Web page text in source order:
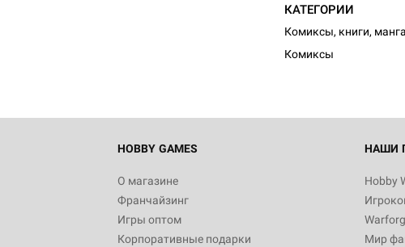
КАТЕГОРИИ
Комиксы, книги, манга
Комиксы
HOBBY GAMES
О магазине
Франчайзинг
Игры оптом
Корпоративные подарки
НАШИ
Hobby
Мир
Белая смерть
12 990
Настольная игра Hobby World Берсерк.